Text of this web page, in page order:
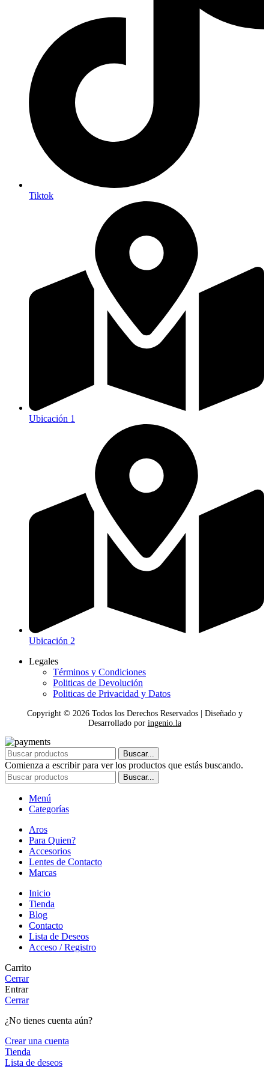
Tiktok
Ubicación 1
Ubicación 2
Legales
Términos y Condiciones
Politicas de Devolución
Politicas de Privacidad y Datos
Copyright © 2026Todos los Derechos Reservados | Diseñado y
Desarrollado por ingenio.la
Buscar...
Comienza a escribir para ver los productos que estás buscando.
Buscar...
Menú
Categorías
Aros
Para Quien?
Accesorios
Lentes de Contacto
Marcas
Inicio
Tienda
Blog
Contacto
Lista de Deseos
Acceso / Registro
Carrito
Cerrar
Entrar
Cerrar
¿No tienes cuenta aún?
Crear una cuenta
Tienda
Lista de deseos